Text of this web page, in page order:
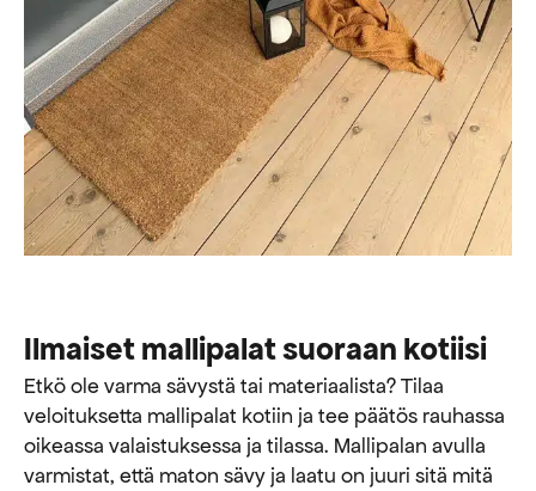
Ilmaiset mallipalat suoraan kotiisi
Etkö ole varma sävystä tai materiaalista? Tilaa
veloituksetta mallipalat kotiin ja tee päätös rauhassa
oikeassa valaistuksessa ja tilassa. Mallipalan avulla
varmistat, että maton sävy ja laatu on juuri sitä mitä